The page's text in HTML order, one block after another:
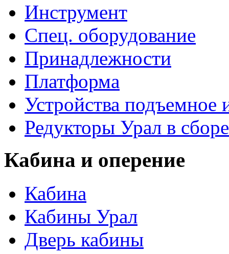
Инструмент
Спец. оборудование
Принадлежности
Платформа
Устройства
Редукторы Урал в сборе
Кабина и оперение
Кабина
Кабины Урал
Дверь кабины